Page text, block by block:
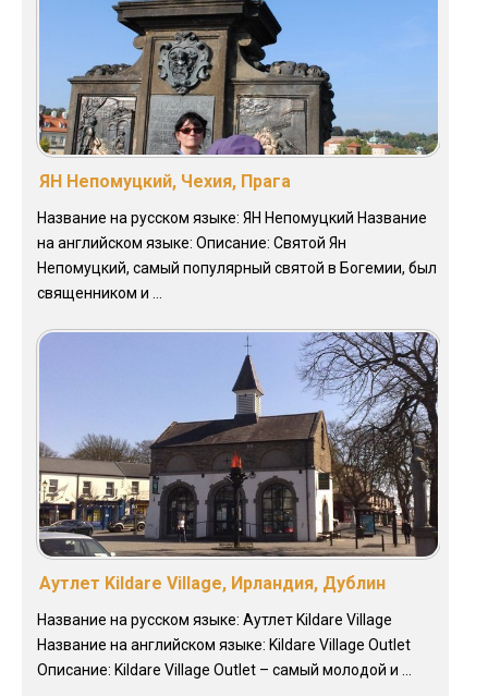
ЯН Непомуцкий, Чехия, Прага
Название на русском языке: ЯН Непомуцкий Название
на английском языке: Описание: Святой Ян
Непомуцкий, самый популярный святой в Богемии, был
священником и ...
Аутлет Kildare Village, Ирландия, Дублин
Название на русском языке: Аутлет Kildare Village
Название на английском языке: Kildare Village Outlet
Описание: Kildare Village Outlet – самый молодой и ...